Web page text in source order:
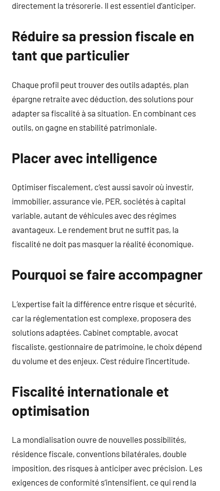
directement la trésorerie. Il est essentiel d’anticiper.
Réduire sa pression fiscale en
tant que particulier
Chaque profil peut trouver des outils adaptés, plan
épargne retraite avec déduction, des solutions pour
adapter sa fiscalité à sa situation. En combinant ces
outils, on gagne en stabilité patrimoniale.
Placer avec intelligence
Optimiser fiscalement, c’est aussi savoir où investir,
immobilier, assurance vie, PER, sociétés à capital
variable, autant de véhicules avec des régimes
avantageux. Le rendement brut ne suffit pas, la
fiscalité ne doit pas masquer la réalité économique.
Pourquoi se faire accompagner
L’expertise fait la différence entre risque et sécurité,
car la réglementation est complexe, proposera des
solutions adaptées. Cabinet comptable, avocat
fiscaliste, gestionnaire de patrimoine, le choix dépend
du volume et des enjeux. C’est réduire l’incertitude.
Fiscalité internationale et
optimisation
La mondialisation ouvre de nouvelles possibilités,
résidence fiscale, conventions bilatérales, double
imposition, des risques à anticiper avec précision. Les
exigences de conformité s’intensifient, ce qui rend la